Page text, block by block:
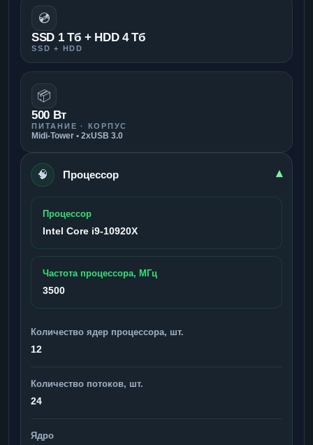
💿
SSD 1 Тб + HDD 4 Тб
SSD + HDD
📦
500 Вт
ПИТАНИЕ · КОРПУС
Midi-Tower • 2xUSB 3.0
🧠 Процессор ▾
Процессор
Intel Core i9-10920X
Частота процессора, МГц
3500
Количество ядер процессора, шт.
12
Количество потоков, шт.
24
Ядро